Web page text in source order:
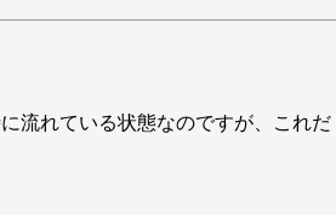
流れている状態なのですが、これだ